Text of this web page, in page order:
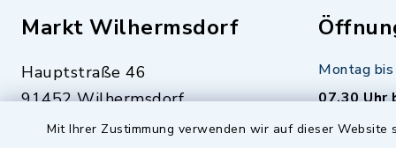
Mit Ihrer Zustimmung verwenden wir auf dieser
Markt Wilhermsdorf
Hauptstraße 46
91452 Wilhermsdorf
09102 9958-0
Montag
07.30 Uhr